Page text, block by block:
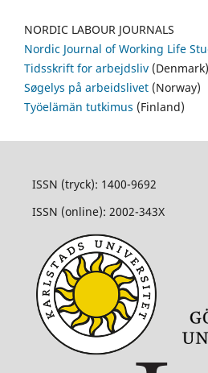
NORDIC LABOUR JOURNALS
Nordic Journal of Working Life
Tidsskrift for arbejdsliv (Denmark)
Søgelys på arbeidslivet (Norway)
Työelämän tutkimus (Finland)
ISSN (tryck): 1400-9692
ISSN (online): 2002-343X